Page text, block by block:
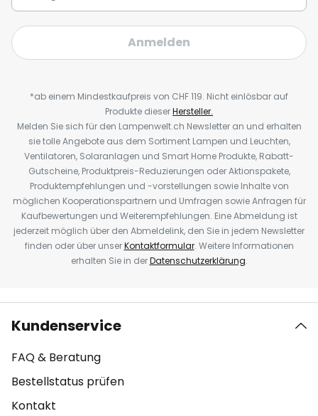
Anmelden
*ab einem Mindestkaufpreis von CHF 119. Nicht einlösbar auf
Produkte dieserHersteller.
Melden Sie sich für den Lampenwelt.ch Newsletter an und erhalten
sie tolle Angebote aus dem Sortiment Lampen und Leuchten,
Ventilatoren, Solaranlagen und Smart Home Produkte, Rabatt-
Gutscheine, Produktpreis-Reduzierungen oder Aktionspakete,
Produktempfehlungen und -vorstellungen sowie Inhalte von
möglichen Kooperationspartnern und Umfragen sowie Anfragen für
Kaufbewertungen und Weiterempfehlungen. Eine Abmeldung ist
jederzeit möglich über den Abmeldelink, den Sie in jedem Newsletter
finden oder über unserKontaktformular. Weitere Informationen
erhalten Sie in derDatenschutzerklärung.
Kundenservice
FAQ & Beratung
Bestellstatus prüfen
Kontakt